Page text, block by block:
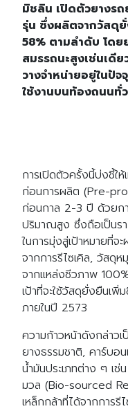
มิชลิน เปิดตัวยางร
รุ่น ซึ่งผลิตจากวัสดุ
58% ตามลำดับ โดย
สมรรถนะสูงเช่นเดี
วางจำหน่ายอยู่ในปั
ใช้งานบนท้องถนนทั่
การเปิดตัวครั้งนี้บ่งชี้ใ
ก่อนการผลิต (Pre-
ก่อนกาล 2-3 ปี ด้วยก
ปริมาณสูง ซึ่งถือเป็นร
ในการมุ่งสู่เป้าหมายที่จ
จากการรีไซเคิล, วัสดุ
จากแหล่งชีวภาพ
เป้าที่จะใช้วัสดุยั่งยืนเ
ภายในปี 2573
ความก้าวหน้าดังกล่าว
ยางธรรมชาติ, คาร์บอ
น้ำมันประเภทต่าง ๆ เช่
มวล (Bio-sourced
เหล็กกล้าที่ได้จากการรีไ